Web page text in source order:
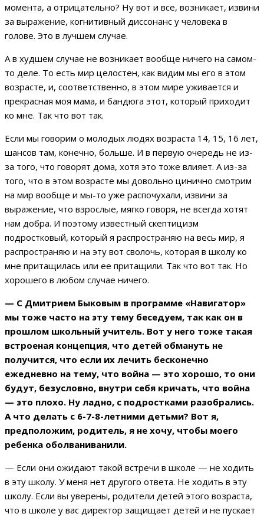
момента, а отрицательно? Ну вот и все, возникает, извини
за выражение, когнитивный диссонанс у человека в
голове. Это в лучшем случае.
А в худшем случае не возникает вообще ничего на самом-
то деле. То есть мир целостен, как видим мы его в этом
возрасте, и, соответственно, в этом мире уживается и
прекрасная моя мама, и бандюга этот, который приходит
ко мне. Так что вот так.
Если мы говорим о молодых людях возраста 14, 15, 16 лет,
шансов там, конечно, больше. И в первую очередь не из-
за того, что говорят дома, хотя это тоже влияет. А из-за
того, что в этом возрасте мы довольно цинично смотрим
на мир вообще и мы-то уже распочухали, извини за
выражение, что взрослые, мягко говоря, не всегда хотят
нам добра. И поэтому известный скептицизм
подростковый, который я распространяю на весь мир, я
распространяю и на эту вот сволочь, которая в школу ко
мне притащилась или ее притащили. Так что вот так. Но
хорошего в любом случае ничего.
— С Дмитрием Быковым в программе «Навигатор»
мы тоже часто на эту тему беседуем, так как он в
прошлом школьный учитель. Вот у него тоже такая
встроеная концепция, что детей обмануть не
получится, что если их лечить бесконечно
ежедневно на тему, что война — это хорошо, то они
будут, безусловно, внутри себя кричать, что война
— это плохо. Ну ладно, с подростками разобрались.
А что делать с 6-7-8-летними детьми? Вот я,
предположим, родитель, я не хочу, чтобы моего
ребенка оболваниванили.
— Если они ожидают такой встречи в школе — не ходить
в эту школу. У меня нет другого ответа. Не ходить в эту
школу. Если вы уверены, родители детей этого возраста,
что в школе у вас директор защищает детей и не пускает